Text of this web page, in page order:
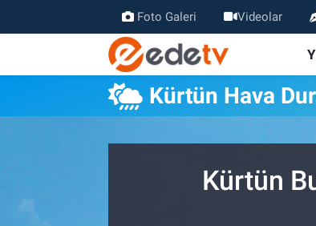
Foto Galeri Videolar
Kürtün Hava
Kürtün